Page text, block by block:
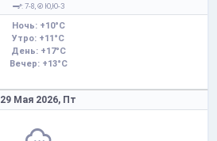
: 7-8,
Ю,Ю-З
Ночь: +10°C
Утро: +11°C
День: +17°C
Вечер: +13°C
29 Мая 2026, Пт